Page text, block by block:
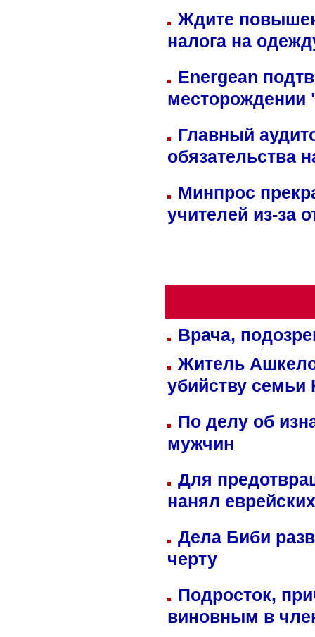
Ждите
налога на
Energean
Главный
обязательства
Минпрос
учителей из-за
Врача,
Житель
убийству семьи
По делу об
мужчин
Для
нанял
Дела Биби
черту
Подросток,
виновным в